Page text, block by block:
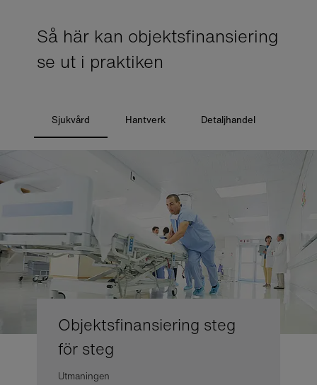
Så här kan objektsfinansiering
se ut i praktiken
Sjukvård Hantverk Detaljhandel
Objektsfinansiering steg
för steg
Utmaningen